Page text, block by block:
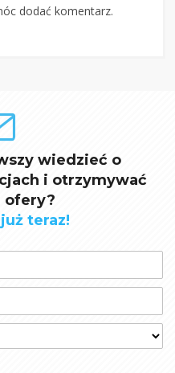
dodać komentarz.
wiedzieć o
i otrzymywać
ofery?
teraz!